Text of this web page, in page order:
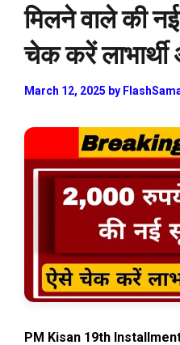
मिलने वाले की
चेक करें
March 12, 2025 by
PM Kisan 19th